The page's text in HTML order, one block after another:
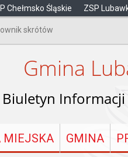
Chełmsko Śląskie ZSP
skrótów
Gmina
Biuletyn Informacji
MIEJSKA GMINA